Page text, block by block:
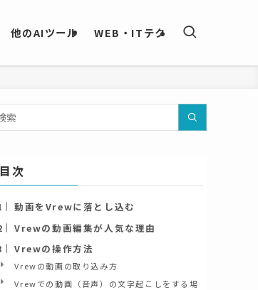
他のAIツール WEB・ITテク
目次
動画をVrewに落とし込む
Vrewの動画編集が人気な理由
Vrewの操作方法
Vrewの動画の取り込み方
Vrewでの動画（音声）の文字起こしをする場